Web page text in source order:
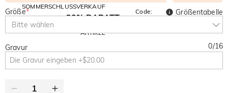
SOMMERSCHLUSSVERKAUF
10% RABATT
AUF ALLES
30% RABATT
ARTIKEL
Code:
SUMMER
Größe*
Bitte wählen
Größentabelle
Gravur 0/16